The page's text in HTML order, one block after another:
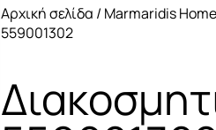
Αρχική σελίδα / Marmaridis Home
559001302